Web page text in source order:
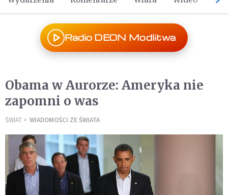
Radio DEON Modlitwa
Obama w Aurorze: Ameryka nie
zapomni o was
ŚWIAT WIADOMOŚCI ZE ŚWIATA